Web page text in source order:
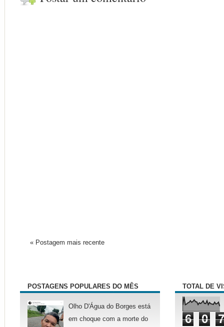
« Postagem mais recente
POSTAGENS POPULARES DO MÊS
Olho D'Água do Borges está
em choque com a morte do
TOTAL DE
6 0 7